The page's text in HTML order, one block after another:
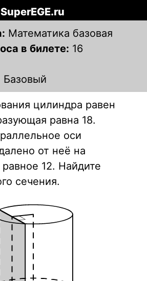
SuperEGE.ru
Математика базовая
в билете: 16
Базовый
цилиндра равен
равна 18.
оси
от неё на
12. Найдите
сечения.